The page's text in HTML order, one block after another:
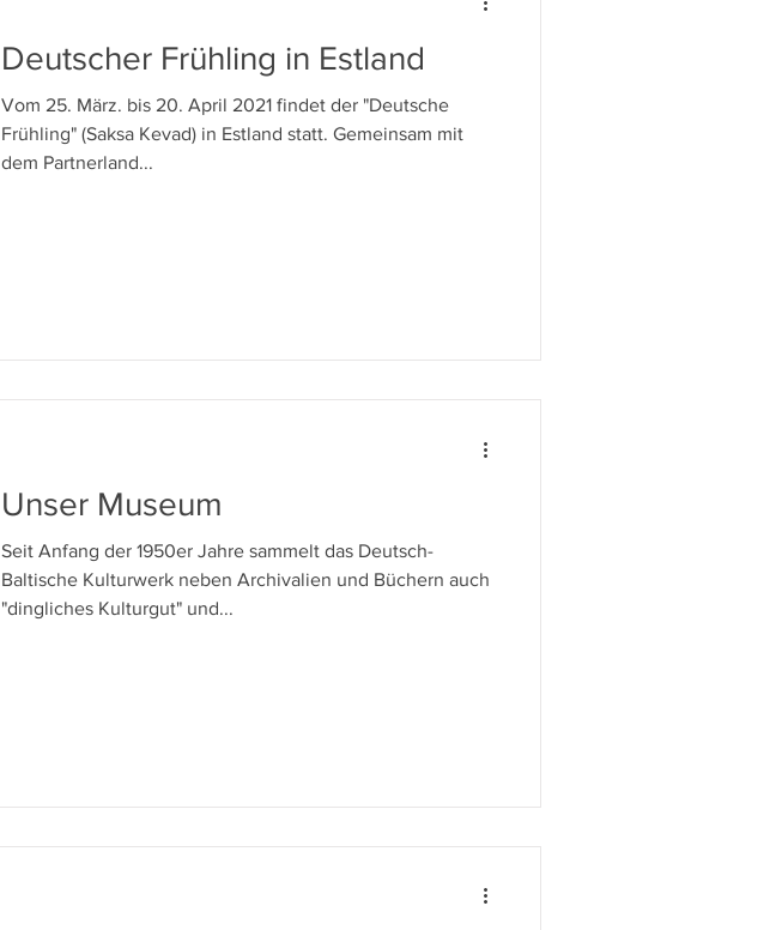
Deutscher Frühling in Estland
Vom 25. März. bis 20. April 2021 findet der "Deutsche
Frühling" (Saksa Kevad) in Estland statt. Gemeinsam mit
dem Partnerland...
Unser Museum
Seit Anfang der 1950er Jahre sammelt das Deutsch-
Baltische Kulturwerk neben Archivalien und Büchern auch
"dingliches Kulturgut" und...